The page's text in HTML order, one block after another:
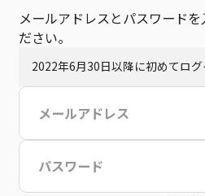
メールアドレスとパスワード
ださい。
2022年6月30日以降に初めてロ
こ